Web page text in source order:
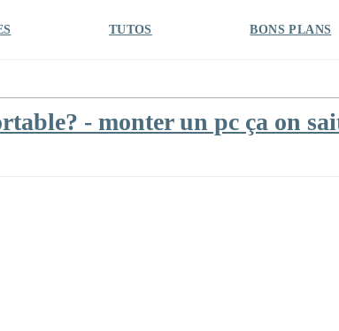
TUTOS BONS PLANS
- monter un pc ça on